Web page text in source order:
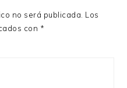
no será publicada. Los
con *